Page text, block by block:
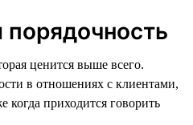
порядочность
ценится выше всего.
в отношениях с клиентами,
когда приходится говорить